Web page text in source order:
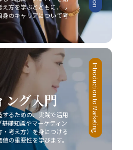
代の若手ビジネスマンが直面する厳
レッドオーシャンの戦い方」の重
略について解説してきました。レッ
存市場における激しい競争環境を指
た市場シェア、利益率の低下といっ
のような中で成功するためには、
リーダーシップ、ニッチ戦略など
活かすアプローチが不可欠です。ま
の市場動向を取り入れることで、
新たなビジネスモデルの構築が求め
想されるため、レッドオーシャン 戦
柔軟な発想と先を見据えた戦略が必
ると、スターバックス、コカ・コー
えるでしょう。一度自らの行動パタ
介した8つの方法を実践すること
の改善」の効果を実感できるはずで
ばし癖を克服し、時間とエネルギー
意識改革が求められます。焦らず、
善のプロセスを進めることが重要
務上の課題を迅速かつ効果的に解
させる一助となることを心より願っ
みが、豊かなキャリア形成と充実し
くための大きな一歩となるでしょ
方を学ぶとともに、リ
身のキャリアについて考
ング入門
するための、実践で活用
礎知識やマーケティン
考え方）を身につける
の重要性を学びます。
Introduction to Marketing